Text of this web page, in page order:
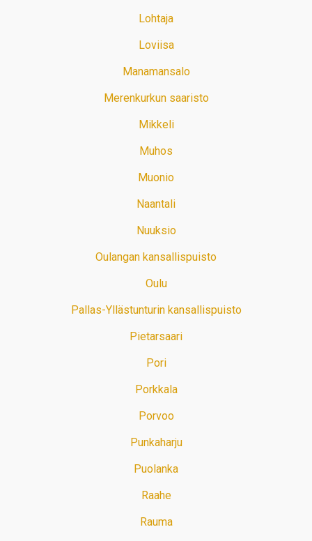
Lohtaja
Loviisa
Manamansalo
Merenkurkun saaristo
Mikkeli
Muhos
Muonio
Naantali
Nuuksio
Oulangan kansallispuisto
Oulu
Pallas-Yllästunturin kansallispuisto
Pietarsaari
Pori
Porkkala
Porvoo
Punkaharju
Puolanka
Raahe
Rauma